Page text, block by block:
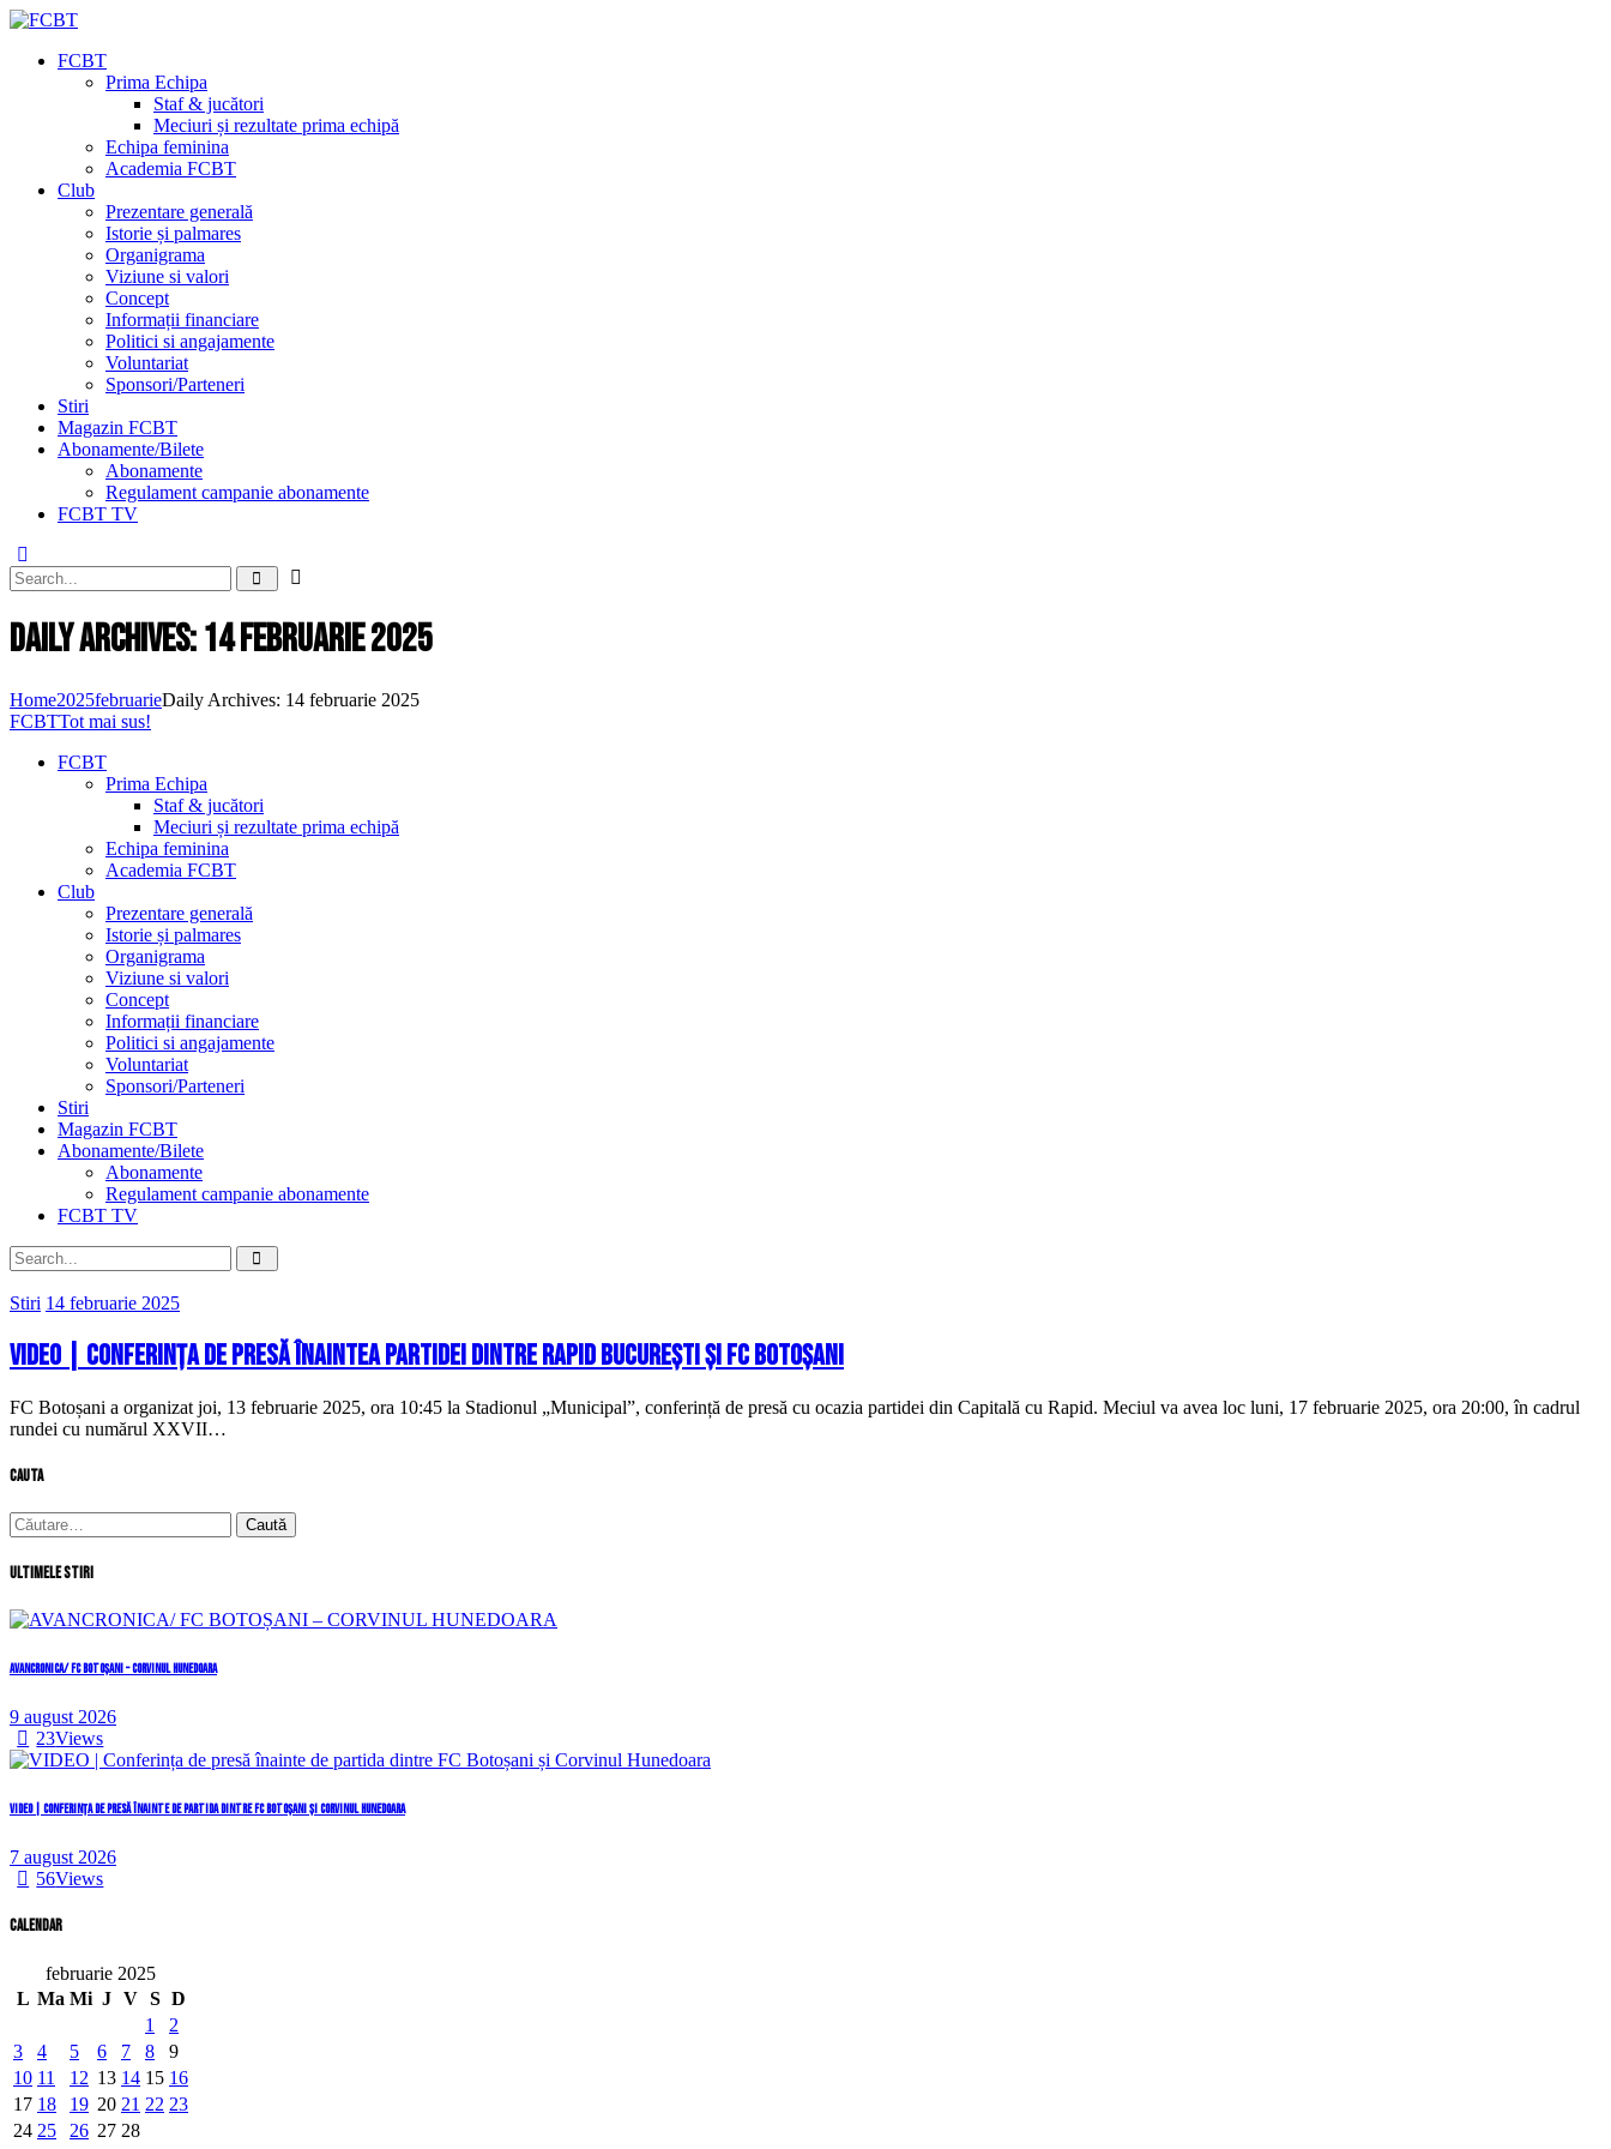
FCBT
Prima Echipa
Staf & jucători
Meciuri și rezultate prima echipă
Echipa feminina
Academia FCBT
Club
Prezentare generală
Istorie și palmares
Organigrama
Viziune si valori
Concept
Informații financiare
Politici si angajamente
Voluntariat
Sponsori/Parteneri
Stiri
Magazin FCBT
Abonamente/Bilete
Abonamente
Regulament campanie abonamente
FCBT TV
Daily Archives: 14 februarie 2025
Home2025februarieDaily Archives: 14 februarie 2025
FCBTTot mai sus!
FCBT
Prima Echipa
Staf & jucători
Meciuri și rezultate prima echipă
Echipa feminina
Academia FCBT
Club
Prezentare generală
Istorie și palmares
Organigrama
Viziune si valori
Concept
Informații financiare
Politici si angajamente
Voluntariat
Sponsori/Parteneri
Stiri
Magazin FCBT
Abonamente/Bilete
Abonamente
Regulament campanie abonamente
FCBT TV
Stiri 14 februarie 2025
VIDEO | Conferința de presă înaintea partidei dintre Rapid București și FC Botoșani
FC Botoșani a organizat joi, 13 februarie 2025, ora 10:45 la Stadionul „Municipal”, conferință de presă cu ocazia partidei din Capitală cu Rapid. Meciul va avea loc luni, 17 februarie 2025, ora 20:00, în cadrul
rundei cu numărul XXVII…
cauta
Caută
după:
Ultimele stiri
AVANCRONICA/ FC BOTOȘANI – CORVINUL HUNEDOARA
9 august 2026
23Views
VIDEO | Conferința de presă înainte de partida dintre FC Botoșani și Corvinul Hunedoara
7 august 2026
56Views
Calendar
februarie 2025
L Ma Mi J V S D
1
2
3
4 5 6 7 8
9
10 11 12 13 14 15 16
17 18 19 20 21 22 23
24 25 26 27 28